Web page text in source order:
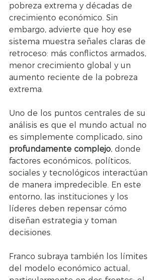
pobreza extrema y décadas de
crecimiento económico. Sin
embargo, advierte que hoy ese
sistema muestra señales claras de
retroceso: más conflictos armados,
menor crecimiento global y un
aumento reciente de la pobreza
extrema.
Uno de los puntos centrales de su
análisis es que el mundo actual no
es simplemente complicado, sino
profundamente complejo, donde
factores económicos, políticos,
sociales y tecnológicos interactúan
de manera impredecible. En este
entorno, las instituciones y los
líderes deben repensar cómo
diseñan estrategia y toman
decisiones.
Franco subraya también los límites
del modelo económico actual,